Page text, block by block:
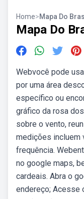
Home>Mapa Do
Mapa Do
Webvocê pode
por uma área
específico ou
gráfico da rosa
sobre o vento,
medições incluem
frequência.
no google maps,
cardeais. Abra o
endereço; Acesse